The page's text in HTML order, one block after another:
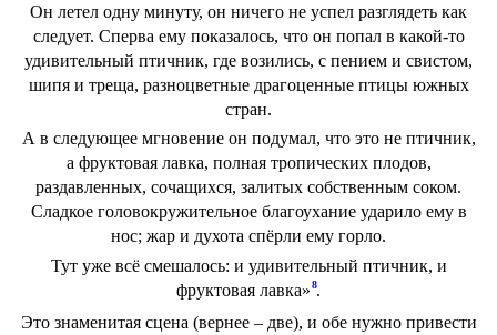
Он летел одну минуту, он ничего не успел разглядеть как
следует. Сперва ему показалось, что он попал в какой-то
удивительный птичник, где возились, с пением и свистом,
шипя и треща, разноцветные драгоценные птицы южных
стран.
А в следующее мгновение он подумал, что это не птичник,
а фруктовая лавка, полная тропических плодов,
раздавленных, сочащихся, залитых собственным соком.
Сладкое головокружительное благоухание ударило ему в
нос; жар и духота спёрли ему горло.
Тут уже всё смешалось: и удивительный птичник, и
фруктовая лавка» 8.
Это знаменитая сцена (вернее – две), и обе нужно привести